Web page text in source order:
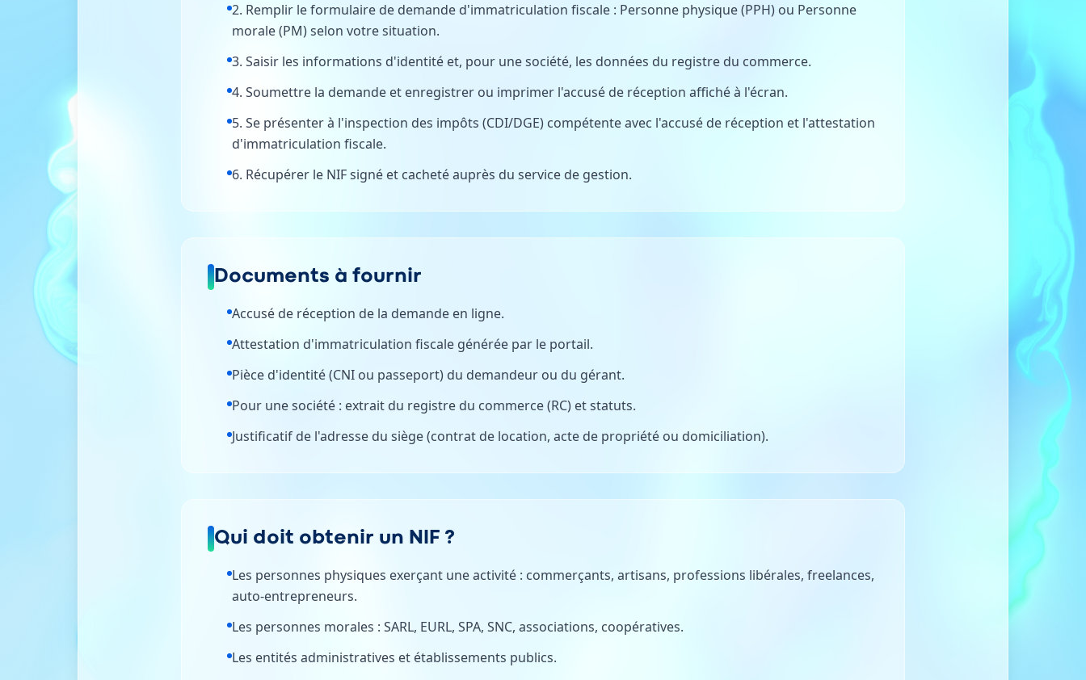
2. Remplir le formulaire de demande d'immatriculation fiscale : Personne physique (PPH) ou Personne
morale (PM) selon votre situation.
3. Saisir les informations d'identité et, pour une société, les données du registre du commerce.
4. Soumettre la demande et enregistrer ou imprimer l'accusé de réception affiché à l'écran.
5. Se présenter à l'inspection des impôts (CDI/DGE) compétente avec l'accusé de réception et l'attestation
d'immatriculation fiscale.
6. Récupérer le NIF signé et cacheté auprès du service de gestion.
Documents à fournir
Accusé de réception de la demande en ligne.
Attestation d'immatriculation fiscale générée par le portail.
Pièce d'identité (CNI ou passeport) du demandeur ou du gérant.
Pour une société : extrait du registre du commerce (RC) et statuts.
Justificatif de l'adresse du siège (contrat de location, acte de propriété ou domiciliation).
Qui doit obtenir un NIF ?
Les personnes physiques exerçant une activité : commerçants, artisans, professions libérales, freelances,
auto-entrepreneurs.
Les personnes morales : SARL, EURL, SPA, SNC, associations, coopératives.
Les entités administratives et établissements publics.